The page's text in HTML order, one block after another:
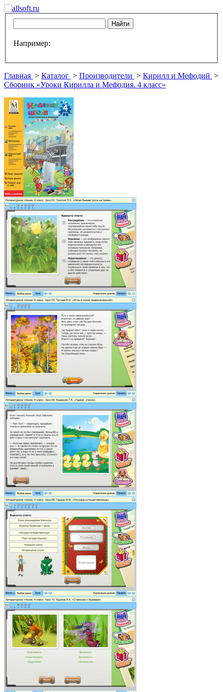
Например:
Главная > Каталог > Производители > Кирилл и Мефодий >
Сборник «Уроки Кирилла и Мефодия. 4 класс»